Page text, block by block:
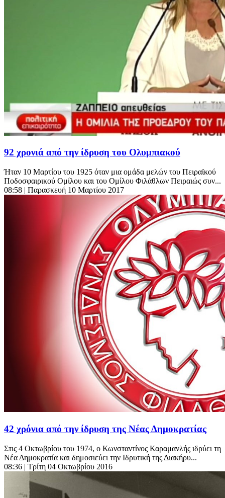
92 χρονιά από την ίδρυση του Ολυμπιακού
Ήταν 10 Μαρτίου του 1925 όταν μια ομάδα μελών του Πειραϊκού
Ποδοσφαιρικού Ομίλου και του Ομίλου Φιλάθλων Πειραιώς συν...
08:58 | Παρασκευή 10 Μαρτίου 2017
42 χρόνια από την ίδρυση της Νέας Δημοκρατίας
Στις 4 Οκτωβρίου του 1974, ο Κωνσταντίνος Καραμανλής ιδρύει τη
Νέα Δημοκρατία και δημοσιεύει την Ιδρυτική της Διακήρυ...
08:36 | Τρίτη 04 Οκτωβρίου 2016